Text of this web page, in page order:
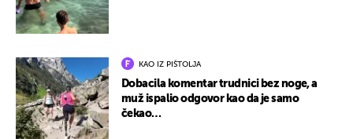
KAO IZ PIŠTOLJA
Dobacila komentar trudnici bez noge, a
muž ispalio odgovor kao da je samo
čekao…